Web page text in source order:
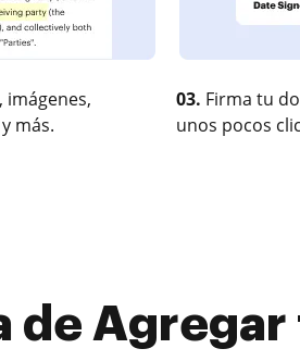
imágenes,
más.
03. Firma tu
unos pocos
de